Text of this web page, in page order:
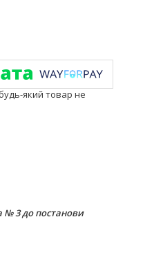
який товар не
№ 3 до постанови